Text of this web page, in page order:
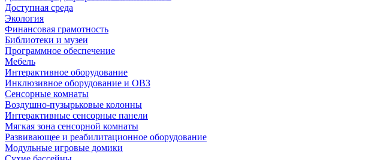
Доступная среда
Экология
Финансовая грамотность
Библиотеки и музеи
Программное обеспечение
Мебель
Интерактивное оборудование
Инклюзивное оборудование и ОВЗ
Cенсорные комнаты
Воздушно-пузырьковые колонны
Интерактивные сенсорные панели
Мягкая зона сенсорной комнаты
Развивающее и реабилитационное оборудование
Модульные игровые домики